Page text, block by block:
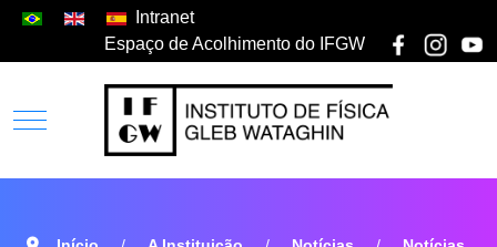
Intranet
Espaço de Acolhimento do IFGW